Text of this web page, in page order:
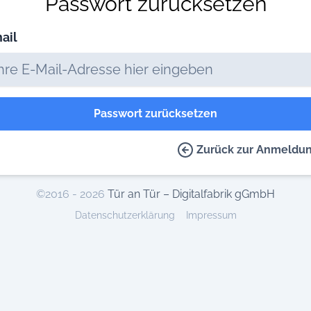
Passwort zurücksetzen
Zurück zur
©2016 - 2026 Tür an Tür – Digitalfabrik gGmbH
Datenschutzerklärung Impressum